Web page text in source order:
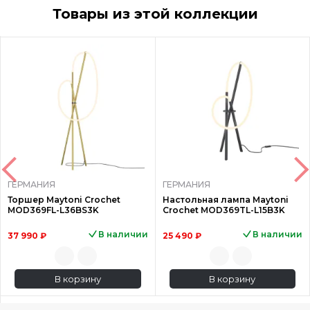
Товары из этой коллекции
ГЕРМАНИЯ
Торшер Maytoni Crochet
MOD369FL-L36BS3K
37 990 ₽ В наличии
В корзину
ГЕРМАНИЯ
Настольная лампа Maytoni
Crochet MOD369TL-L15B3K
25 490 ₽ В наличии
В корзину